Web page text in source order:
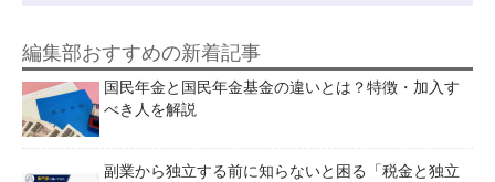
編集部おすすめの新着記事
国民年金と国民年金基金の違いとは？特徴・加入す
べき人を解説
副業から独立する前に知らないと困る「税金と独立